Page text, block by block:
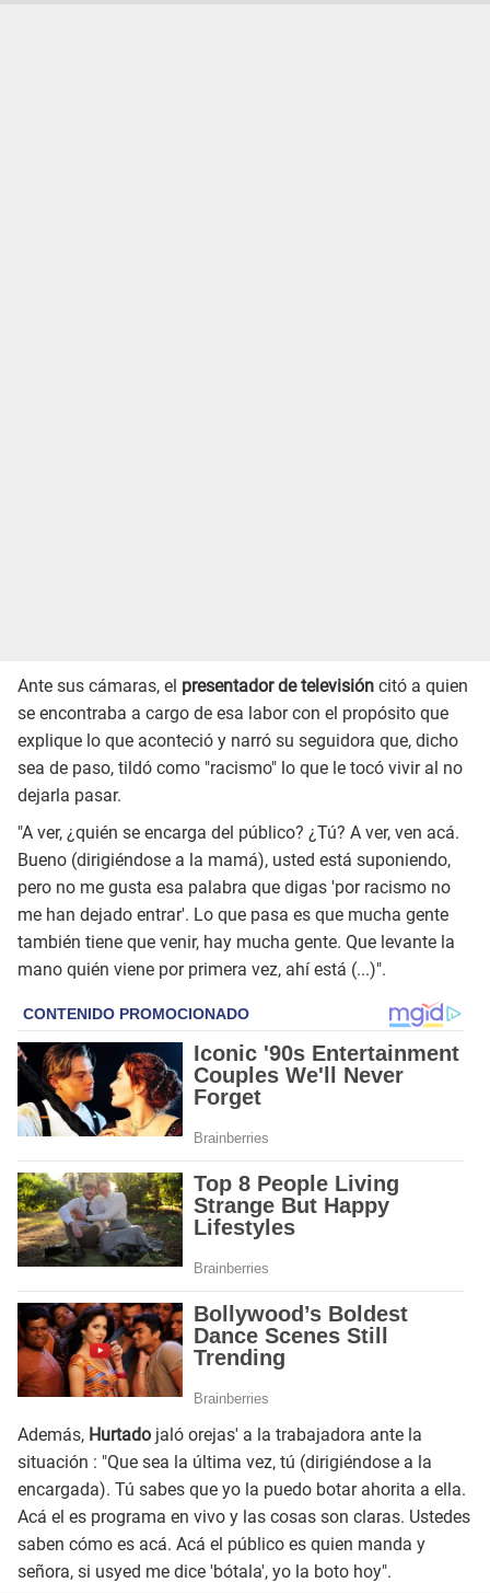
Ante sus cámaras, el presentador de televisión citó a quien
se encontraba a cargo de esa labor con el propósito que
explique lo que aconteció y narró su seguidora que, dicho
sea de paso, tildó como "racismo" lo que le tocó vivir al no
dejarla pasar.
"A ver, ¿quién se encarga del público? ¿Tú? A ver, ven acá.
Bueno (dirigiéndose a la mamá), usted está suponiendo,
pero no me gusta esa palabra que digas 'por racismo no
me han dejado entrar'. Lo que pasa es que mucha gente
también tiene que venir, hay mucha gente. Que levante la
mano quién viene por primera vez, ahí está (...)".
Además, Hurtado jaló orejas' a la trabajadora ante la
situación : "Que sea la última vez, tú (dirigiéndose a la
encargada). Tú sabes que yo la puedo botar ahorita a ella.
Acá el es programa en vivo y las cosas son claras. Ustedes
saben cómo es acá. Acá el público es quien manda y
señora, si usyed me dice 'bótala', yo la boto hoy".